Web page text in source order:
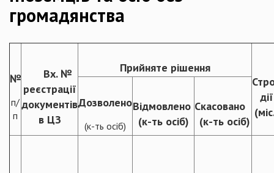
громадянства
№
п/
п
Вх. №
реєстрації
документів
в ЦЗ
Прийняте рішення
дії
Дозволено
(к-ть осіб)
Відмовлено
(к-ть осіб)
Скасовано
(к-ть осіб)